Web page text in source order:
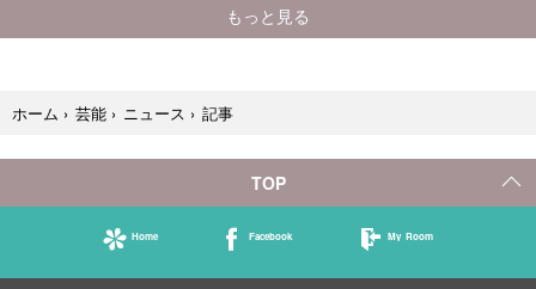
ホーム › 芸能 › ニュース › 記事
TOP
Home Facebook My Room